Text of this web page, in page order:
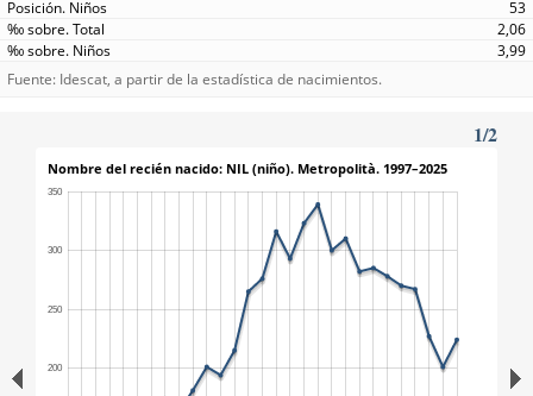
53
2,06
3,99
Fuente: Idescat, a partir de la estadística de nacimientos.